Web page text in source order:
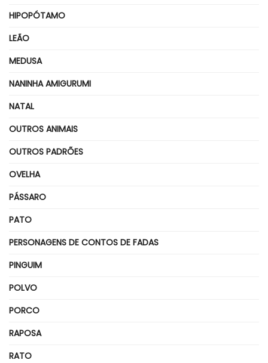
HIPOPÓTAMO
LEÃO
MEDUSA
NANINHA AMIGURUMI
NATAL
OUTROS ANIMAIS
OUTROS PADRÕES
OVELHA
PÁSSARO
PATO
PERSONAGENS DE CONTOS DE FADAS
PINGUIM
POLVO
PORCO
RAPOSA
RATO